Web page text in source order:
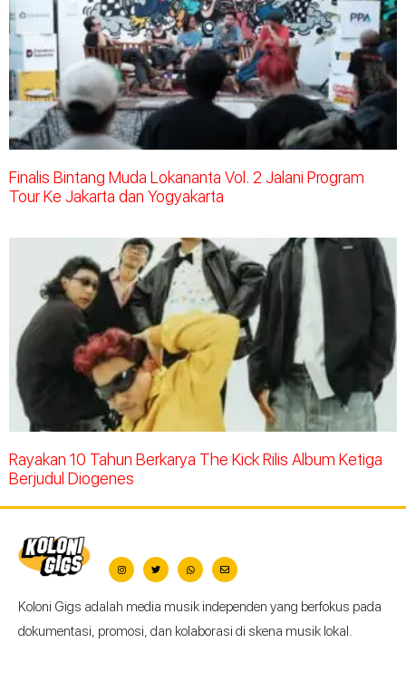
Finalis Bintang Muda Lokananta Vol. 2 Jalani Program
Tour Ke Jakarta dan Yogyakarta
Rayakan 10 Tahun Berkarya The Kick Rilis Album Ketiga
Berjudul Diogenes
Koloni Gigs adalah media musik independen yang berfokus pada
dokumentasi, promosi, dan kolaborasi di skena musik lokal.